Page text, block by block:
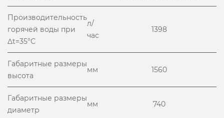
Производительность
горячей воды при
Δt=35°С
л/
час
1398
Габаритные размеры
высота
мм 1560
Габаритные размеры
диаметр
мм 740